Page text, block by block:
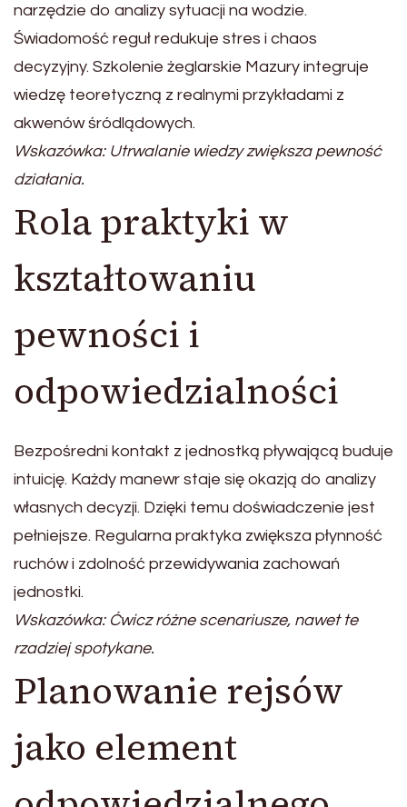
narzędzie do analizy sytuacji na wodzie.
Świadomość reguł redukuje stres i chaos
decyzyjny. Szkolenie żeglarskie Mazury integruje
wiedzę teoretyczną z realnymi przykładami z
akwenów śródlądowych.
Wskazówka: Utrwalanie wiedzy zwiększa pewność
działania.
Rola praktyki w
kształtowaniu
pewności i
odpowiedzialności
Bezpośredni kontakt z jednostką pływającą buduje
intuicję. Każdy manewr staje się okazją do analizy
własnych decyzji. Dzięki temu doświadczenie jest
pełniejsze. Regularna praktyka zwiększa płynność
ruchów i zdolność przewidywania zachowań
jednostki.
Wskazówka: Ćwicz różne scenariusze, nawet te
rzadziej spotykane.
Planowanie rejsów
jako element